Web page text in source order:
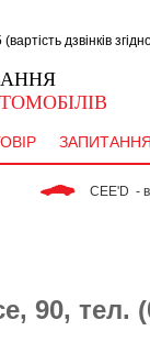
дзвінків
CEE'D  - від
90, тел.